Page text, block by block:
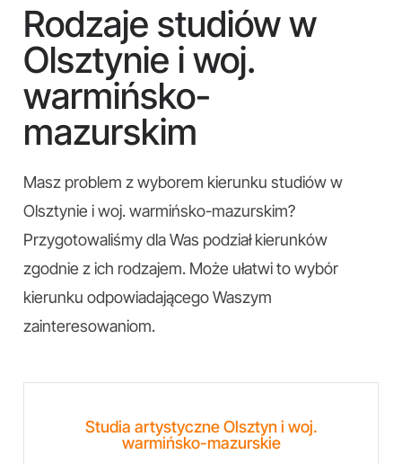
Rodzaje studiów w
Olsztynie i woj.
warmińsko-
mazurskim
Masz problem z wyborem kierunku studiów w
Olsztynie i woj. warmińsko-mazurskim?
Przygotowaliśmy dla Was podział kierunków
zgodnie z ich rodzajem. Może ułatwi to wybór
kierunku odpowiadającego Waszym
zainteresowaniom.
Studia artystyczne Olsztyn i woj.
warmińsko-mazurskie